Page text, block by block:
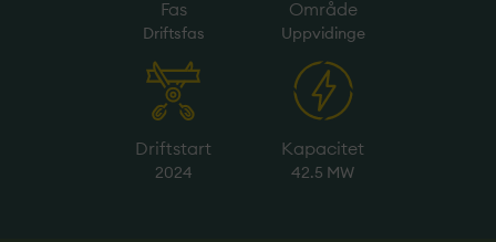
Fas
Driftsfas
Område
Uppvidinge
Driftstart
2024
Kapacitet
42.5 MW